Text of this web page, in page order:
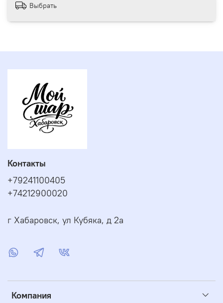
Выбрать
Компания
Контакты
+79241100405
+74212900020
г Хабаровск, ул Кубяка, д 2а